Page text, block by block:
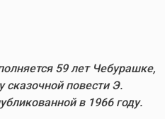
59 лет Чебурашке,
повести Э.
в 1966 году.